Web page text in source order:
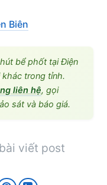
Biên
bể phốt tại Điện
khác trong tỉnh.
liên hệ, gọi
sát và báo giá.
viết post